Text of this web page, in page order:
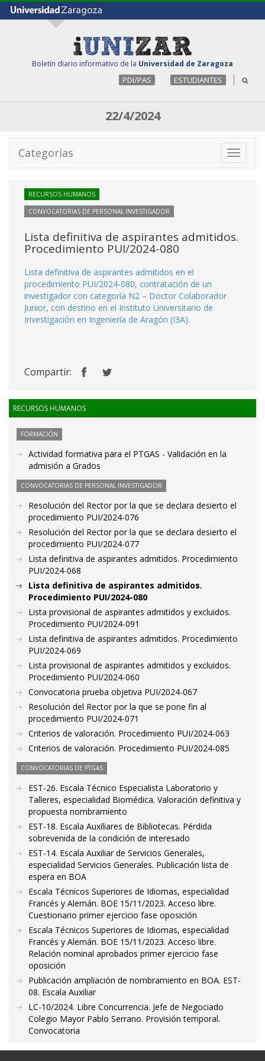
Boletín diario informativo de la Universidad de Zaragoza
PDI/PAS ESTUDIANTES
22/4/2024
Toggle
Categorías
RECURSOS HUMANOS
CONVOCATORIAS DE PERSONAL INVESTIGADOR
Lista definitiva de aspirantes admitidos.
Procedimiento PUI/2024-080
Lista definitiva de aspirantes admitidos en el
procedimiento PUI/2024-080, contratación de un
investigador con categoría N2 – Doctor Colaborador
Junior, con destino en el Instituto Universitario de
Investigación en Ingeniería de Aragón (I3A).
Compartir:
RECURSOS HUMANOS
FORMACIÓN
Actividad formativa para el PTGAS - Validación en la
admisión a Grados
CONVOCATORIAS DE PERSONAL INVESTIGADOR
Resolución del Rector por la que se declara desierto el
procedimiento PUI/2024-076
Resolución del Rector por la que se declara desierto el
procedimiento PUI/2024-077
Lista definitiva de aspirantes admitidos. Procedimiento
PUI/2024-068
Lista definitiva de aspirantes admitidos.
Procedimiento PUI/2024-080
Lista provisional de aspirantes admitidos y excluidos.
Procedimiento PUI/2024-091
Lista definitiva de aspirantes admitidos. Procedimiento
PUI/2024-069
Lista provisional de aspirantes admitidos y excluidos.
Procedimiento PUI/2024-060
Convocatoria prueba objetiva PUI/2024-067
Resolución del Rector por la que se pone fin al
procedimiento PUI/2024-071
Criterios de valoración. Procedimiento PUI/2024-063
Criterios de valoración. Procedimiento PUI/2024-085
CONVOCATORIAS DE PTGAS
EST-26. Escala Técnico Especialista Laboratorio y
Talleres, especialidad Biomédica. Valoración definitiva y
propuesta nombramiento
EST-18. Escala Auxiliares de Bibliotecas. Pérdida
sobrevenida de la condición de interesado
EST-14. Escala Auxiliar de Servicios Generales,
especialidad Servicios Generales. Publicación lista de
espera en BOA
Escala Técnicos Superiores de Idiomas, especialidad
Francés y Alemán. BOE 15/11/2023. Acceso libre.
Cuestionario primer ejercicio fase oposición
Escala Técnicos Superiores de Idiomas, especialidad
Francés y Alemán. BOE 15/11/2023. Acceso libre.
Relación nominal aprobados primer ejercicio fase
oposición
Publicación ampliación de nombramiento en BOA. EST-
08. Escala Auxiliar
LC-10/2024. Libre Concurrencia. Jefe de Negociado
Colegio Mayor Pablo Serrano. Provisión temporal.
Convocatoria